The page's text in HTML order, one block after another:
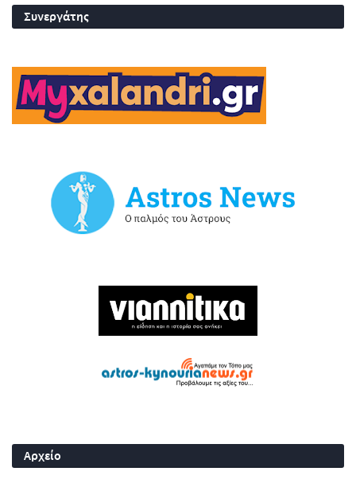
Συνεργάτης
Αρχείο